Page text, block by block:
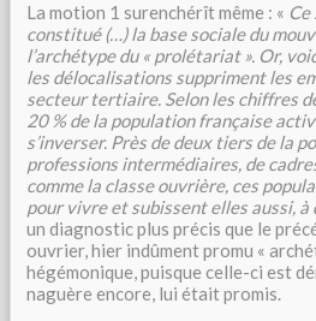
La motion 1 surenchérît même : «
constitué (…) la base sociale du
l’archétype du « prolétariat ». Or,
les délocalisations suppriment les
secteur tertiaire. Selon les chiffres
20 % de la population française
s’inverser. Près de deux tiers de la
professions intermédiaires, de
comme la classe ouvrière, ces
pour vivre et subissent elles aussi,
un diagnostic plus précis que le
ouvrier, hier indûment promu «
hégémonique, puisque celle-ci est
naguère encore, lui était promis.